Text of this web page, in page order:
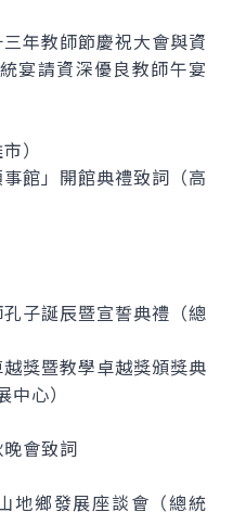
年教師節慶祝大會與資
宴請資深優良教師午宴
）
館」開館典禮致詞（高
子誕辰暨宣誓典禮（總
獎暨教學卓越獎頒獎典
心）
會致詞
地鄉發展座談會（總統